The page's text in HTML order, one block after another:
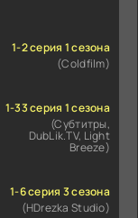
1-2 серия 1 сезона
(Coldfilm)
1-33 серия 1 сезона
(Субтитры,
DubLik.TV, Light
Breeze)
1-6 серия 3 сезона
(HDrezka Studio)